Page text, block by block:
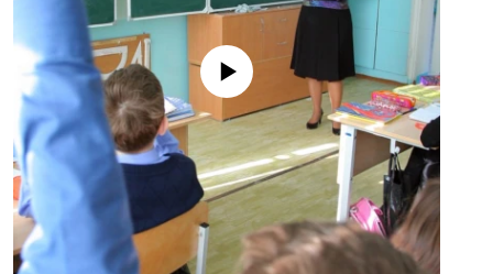
No media source currently available